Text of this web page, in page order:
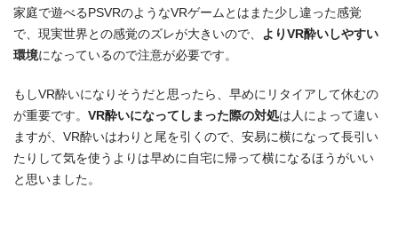
家庭で遊べるPSVRのようなVRゲームとはまた少し違った感覚
で、現実世界との感覚のズレが大きいので、
よりVR酔いしやすい
環境になっているので注意が必要です。
もしVR酔いになりそうだと思ったら、早めにリタイアして休むの
が重要です。 VR酔いになってしまった際の対処は人によって違い
ますが、VR酔いはわりと尾を引くので、安易に横になって長引い
たりして気を使うよりは早めに自宅に帰って横になるほうがいい
と思いました。